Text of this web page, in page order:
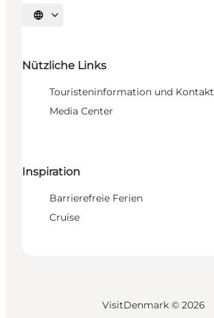
Sprache auswählen
Nützliche Links
Touristeninformation und Kontakt
Media Center
Inspiration
Barrierefreie Ferien
Cruise
VisitDenmark © 2026